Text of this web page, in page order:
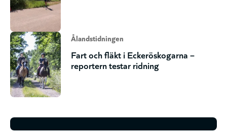
Ålandstidningen
Fart och fläkt i Eckeröskogarna –
reportern testar ridning